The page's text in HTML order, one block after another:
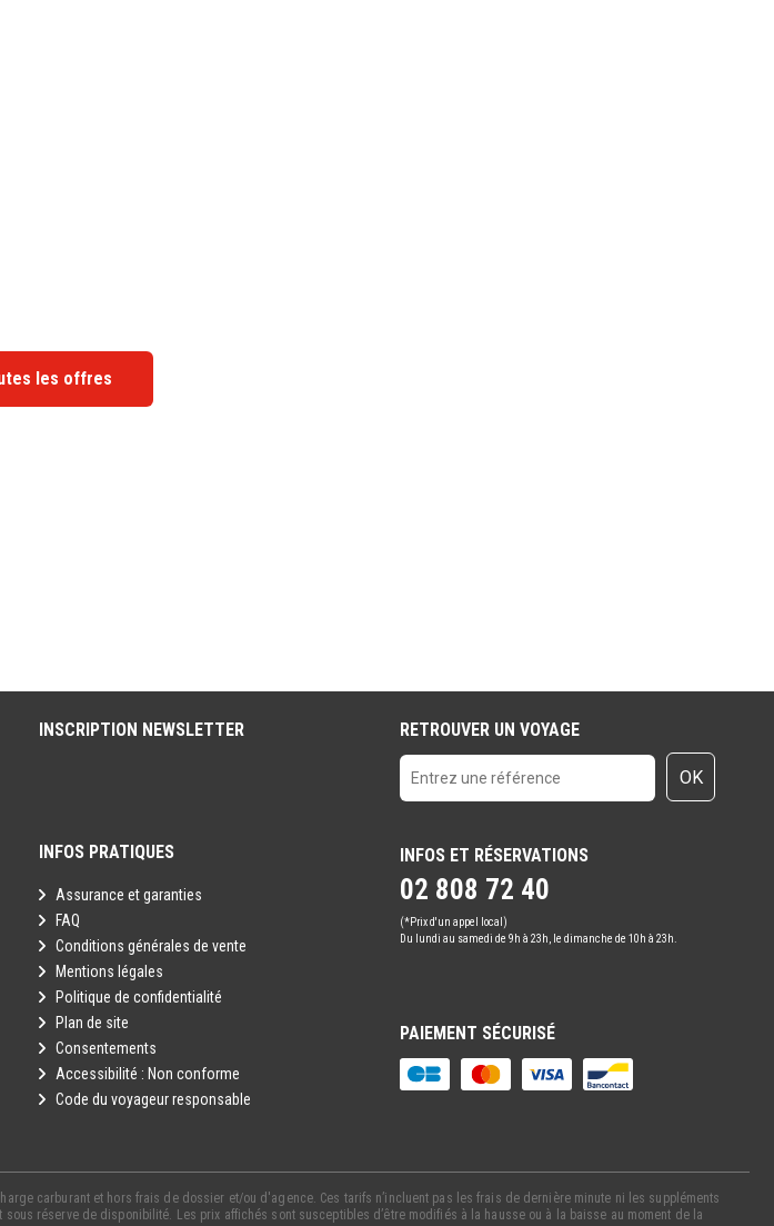
les offres
INSCRIPTION NEWSLETTER RETROUVER UN VOYAGE
OK
INFOS PRATIQUES
Assurance et garanties
FAQ
Conditions générales de vente
Mentions légales
Politique de confidentialité
Plan de site
Consentements
Accessibilité : Non conforme
Code du voyageur responsable
INFOS ET RÉSERVATIONS
02 808 72 40
(*Prix d'un appel local)
Du lundi au samedi de 9h à 23h, le dimanche de 10h à 23h.
PAIEMENT SÉCURISÉ
carburant et hors frais de dossier et/ou d'agence. Ces tarifs n’incluent pas les frais de dernière minute ni les suppléments
réserve de disponibilité. Les prix affichés sont susceptibles d’être modifiés à la hausse ou à la baisse au moment de la